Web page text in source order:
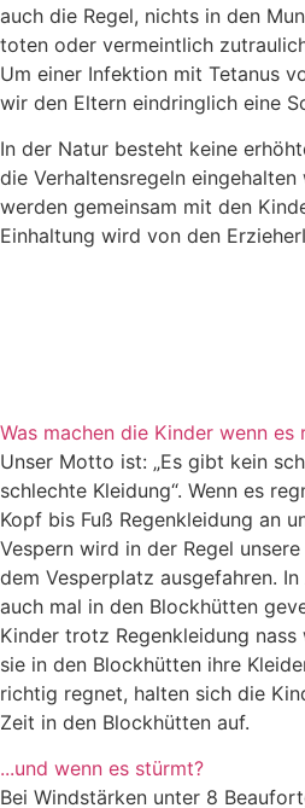
auch die Regel, nichts in den
toten oder vermeintlich
Um einer Infektion mit Tetanus
wir den Eltern eindringlich eine
In der Natur besteht keine
die Verhaltensregeln eingehalten
werden gemeinsam mit den
Einhaltung wird von den
Was machen die Kinder wenn es
Unser Motto ist: „Es gibt kein
schlechte Kleidung“. Wenn es
Kopf bis Fuß Regenkleidung an
Vespern wird in der Regel
dem Vesperplatz ausgefahren.
auch mal in den Blockhütten
Kinder trotz Regenkleidung
sie in den Blockhütten ihre
richtig regnet, halten sich die
Zeit in den Blockhütten auf.
...und wenn es stürmt?
Bei Windstärken unter 8